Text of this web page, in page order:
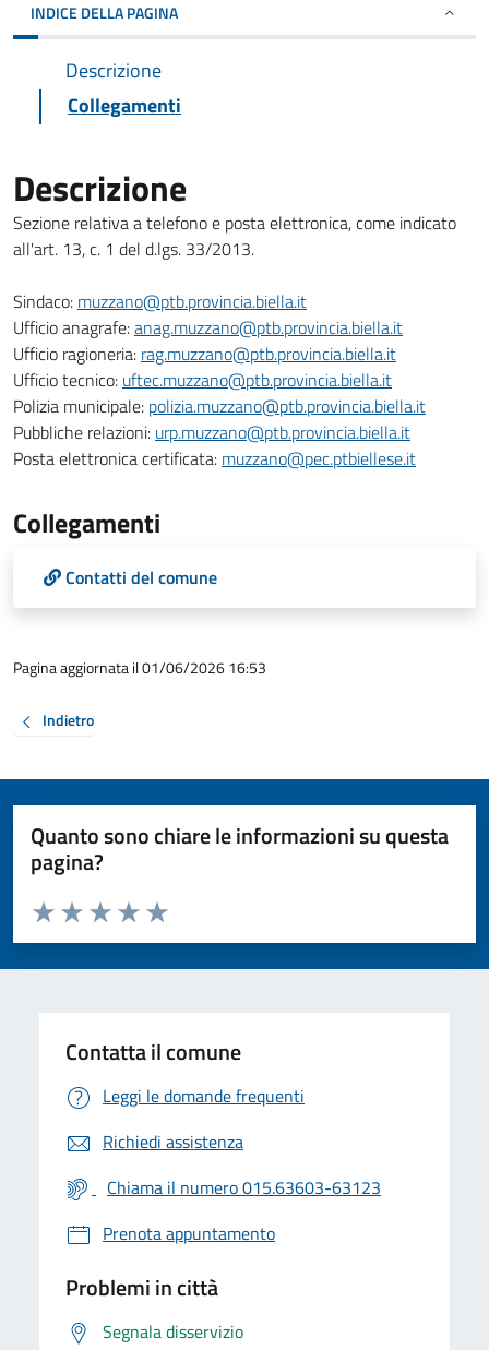
INDICE DELLA PAGINA
Descrizione
Collegamenti
Descrizione
Sezione relativa a telefono e posta elettronica, come indicato
all'art. 13, c. 1 del d.lgs. 33/2013.
Sindaco: muzzano@ptb.provincia.biella.it
Ufficio anagrafe:anag.muzzano@ptb.provincia.biella.it
Ufficio ragioneria: rag.muzzano@ptb.provincia.biella.it
Ufficio tecnico: uftec.muzzano@ptb.provincia.biella.it
Polizia municipale: polizia.muzzano@ptb.provincia.biella.it
Pubbliche relazioni: urp.muzzano@ptb.provincia.biella.it
Posta elettronica certificata: muzzano@pec.ptbiellese.it
Collegamenti
Contatti del comune
Pagina aggiornata il 01/06/2026 16:53
Indietro
Quanto sono chiare le informazioni su questa
pagina?
Valuta da 1 a 5 stelle la pagina
Valuta 5 stelle su 5
Valuta 4 stelle su 5
Valuta 3 stelle su 5
Valuta 2 stelle su 5
Valuta 1 stelle su 5
Contatta il comune
Leggi le domande frequenti
Richiedi assistenza
Chiama il numero 015.63603-63123
Prenota appuntamento
Problemi in città
Segnala disservizio